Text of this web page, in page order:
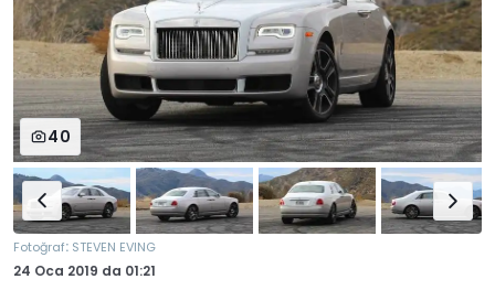
40
Fotoğraf: STEVEN EVING
24 Oca 2019 da 01:21